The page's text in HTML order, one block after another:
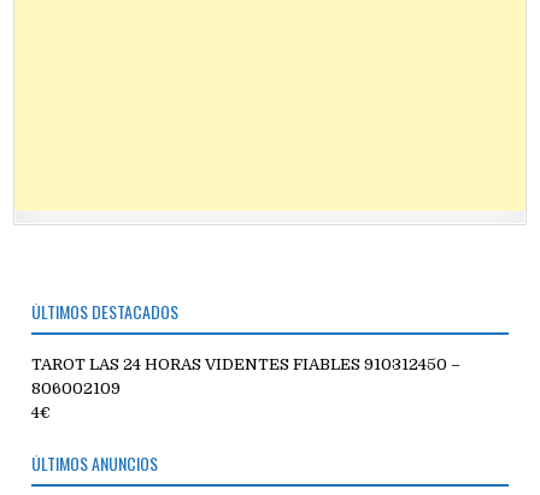
ÚLTIMOS DESTACADOS
TAROT LAS 24 HORAS VIDENTES FIABLES 910312450 –
806002109
4€
ÚLTIMOS ANUNCIOS